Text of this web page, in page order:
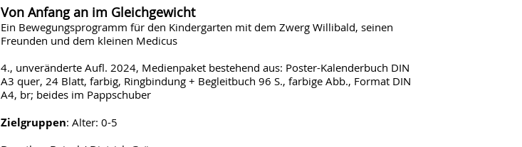
Von Anfang an im Gleichgewicht
Ein Bewegungsprogramm für den Kindergarten mit dem Zwerg Willibald, seinen
Freunden und dem kleinen Medicus
4., unveränderte Aufl. 2024, Medienpaket bestehend aus: Poster-Kalenderbuch DIN
A3 quer, 24 Blatt, farbig, Ringbindung + Begleitbuch 96 S., farbige Abb., Format DIN
A4, br; beides im Pappschuber
Zielgruppen: Alter: 0-5